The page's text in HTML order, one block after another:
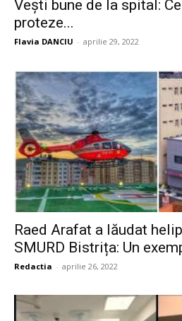
Vești bune de la spital:
proteze...
Flavia DANCIU - aprilie 29, 2022
Raed Arafat a lăudat
SMURD Bistrița: Un
Redactia - aprilie 26, 2022